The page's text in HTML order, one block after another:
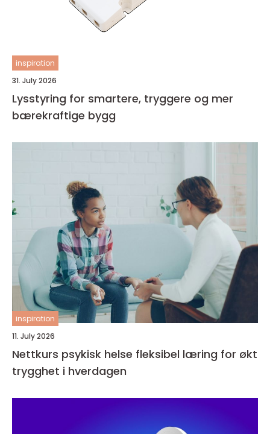
inspiration
31. July 2026
Lysstyring for smartere, tryggere og mer
bærekraftige bygg
inspiration
11. July 2026
Nettkurs psykisk helse fleksibel læring for økt
trygghet i hverdagen